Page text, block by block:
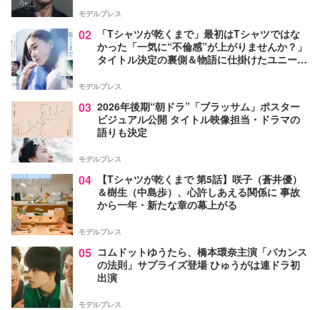
モデルプレス
02
「Tシャツが乾くまで」最初はTシャツではな
かった「一気に“不倫感”が上がりませんか？」
タイトル決定の裏側＆物語に仕掛けたユニーク
モデルプレス
03 2026年後期“朝ドラ”「ブラッサム」ポスター
ビジュアル公開 タイトル映像担当・ドラマの
語りも決定
モデルプレス
04
【Tシャツが乾くまで 第5話】咲子（蒼井優）
＆樹生（中島歩）、心許しあえる関係に 事故
から一年・新たな章の幕上がる
モデルプレス
05 コムドットゆうたら、橋本環奈主演「バカンス
の法則」サプライズ登場 ひゅうがは連ドラ初
出演
モデルプレス